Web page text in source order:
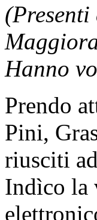
(Presenti
Hanno
Prendo
Pini,
riusciti
Indìco la